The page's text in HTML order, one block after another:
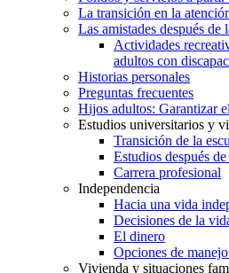
La transición en la
Las amistades después de
Actividades
adultos con
Historias personales
Preguntas frecuentes
Hijos adultos: Garantizar
Estudios universitarios y
Transición de la
Estudios después
Carrera profesional
Independencia
Hacia una vida
Decisiones de la
El dinero
Opciones de
Vivienda y situaciones